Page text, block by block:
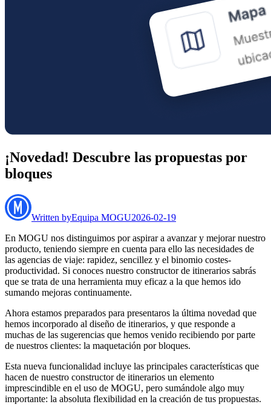
¡Novedad! Descubre las propuestas por
bloques
Written byEquipa MOGU2026-02-19
En MOGU nos distinguimos por aspirar a avanzar y mejorar nuestro
producto, teniendo siempre en cuenta para ello las necesidades de
las agencias de viaje: rapidez, sencillez y el binomio costes-
productividad. Si conoces nuestro constructor de itinerarios sabrás
que se trata de una herramienta muy eficaz a la que hemos ido
sumando mejoras continuamente.
Ahora estamos preparados para presentaros la última novedad que
hemos incorporado al diseño de itinerarios, y que responde a
muchas de las sugerencias que hemos venido recibiendo por parte
de nuestros clientes: la maquetación por bloques.
Esta nueva funcionalidad incluye las principales características que
hacen de nuestro constructor de itinerarios un elemento
imprescindible en el uso de MOGU, pero sumándole algo muy
importante: la absoluta flexibilidad en la creación de tus propuestas.